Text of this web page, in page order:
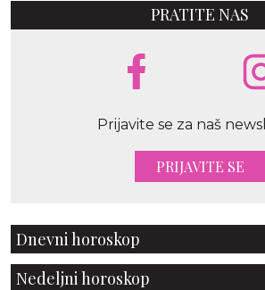
PRATITE NAS
Prijavite se za naš
PRIJAVITE SE
Dnevni horoskop
Nedeljni horoskop